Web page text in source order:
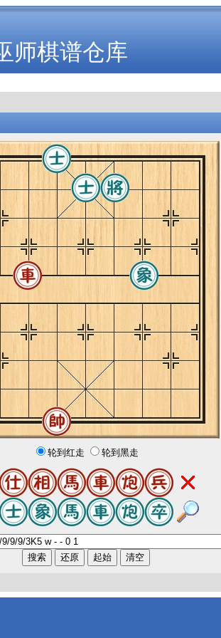
师棋谱仓库
轮到红走 轮到黑走